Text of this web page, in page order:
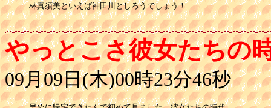
林真須美といえば神田川としろうでしょう！
やっとこさ彼女たちの
09月09日(木)00時23分46秒